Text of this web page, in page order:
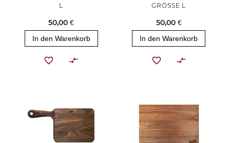
L
50,00 €
In den Warenkorb
GRÖSSE L
50,00 €
In den Warenkorb